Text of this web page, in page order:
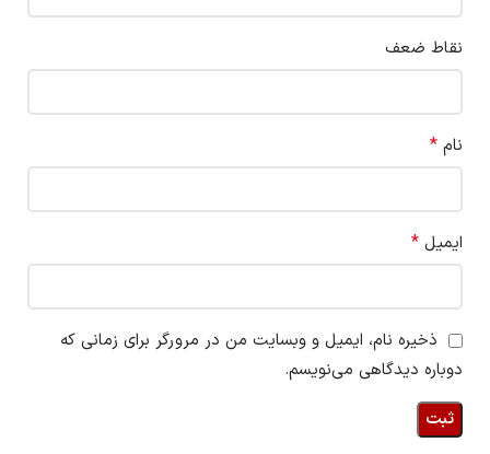
نقاط ضعف
نام *
ایمیل *
ذخیره نام، ایمیل و وبسایت من در مرورگر برای زمانی که
دوباره دیدگاهی می‌نویسم.